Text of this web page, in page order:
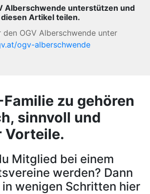
Alberschwende unterstützen und
diesen Artikel teilen.
den OGV Alberschwende unter
ogv-alberschwende
Familie zu gehören
sinnvoll und
Vorteile.
Mitglied bei einem
werden? Dann
wenigen Schritten hier